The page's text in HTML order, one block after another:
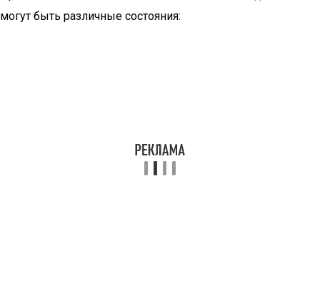
могут быть различные состояния: